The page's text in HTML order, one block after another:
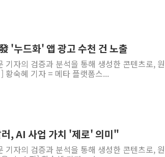
'누드화' 앱 광고 수천 건 노출
자의 검증과 분석을 통해 생성한 콘텐츠로,
황숙혜 기자 = 메타 플랫폼스...
, AI 사업 가치 '제로' 의미"
자의 검증과 분석을 통해 생성한 콘텐츠로,